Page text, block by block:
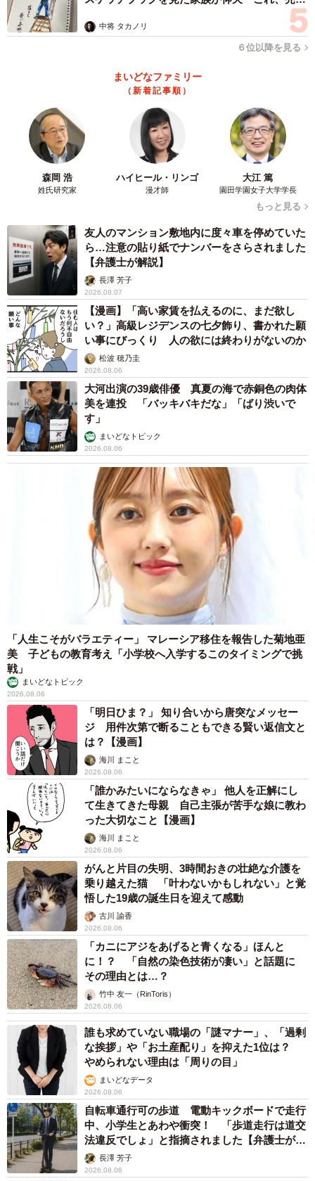
信が大変なので説明がある時もあれば、とくに言葉も添え
てないこともあります。あのまるまった猫の写真もその日
届いた数十枚の猫写真のうちの1枚だったと記憶していま
──なるほど。たくさんの猫ちゃんの写真の中の1枚を投稿
したと。
「はい。投稿する時には、あの余白たっぷりの写真に説明
も何もつけたしたくないと思ったのと、上司から猫写真が
たくさん届く様子のシュールさが少しでも伝わるように
『上司から無言で届きました』と短く伝えることにしまし
た」
リプライに掲載した1枚目の写真。上司の方の車に猫結界が張られる様子
（MKタクシーさん提供）
「MK＝猫」のイメージがついてきたのは…
──猫ちゃんはどうなった？
「お寺の方と地域の方に守られて伸び伸びと、お友だちの
皆さん（猫）と過ごされています。リプライにある1 ～3枚
目はまるまった猫と同じ場所で撮られているものです。4枚
目は別の場所で車両撮影中の私とドライバーの前に現れた
猫ですね。ちょっとでMKタクシー要素をいれたくて4枚目
を入れました。投稿していたその他の写真を見てもタクシ
ー要素が一切なかったので（笑）」
5/7
リプライに掲載した3枚目の写真。お賽銭を入れる上司の方。猫ちゃんが
見つめてますよ！（MKタクシーさん提供）
6/7
リプライに掲載した4枚目の写真。別の場所で車両撮影中のX担当者とド
ライバーの前に現れた猫ちゃん（MKタクシーさん提供）
中将 タカノリ
６位以降を見る
まいどなファミリー
（新着記事順）
森岡 浩
姓氏研究家
ハイヒール・リンゴ
漫才師
大江 篤
園田学園女子大学学長
もっと見る
友人のマンション敷地内に度々車を停めていた
ら…注意の貼り紙でナンバーをさらされました
【弁護士が解説】
長澤 芳子
2026.08.07
【漫画】「高い家賃を払えるのに、まだ欲し
い？」高級レジデンスの七夕飾り、書かれた願
い事にびっくり 人の欲には終わりがないのか
松波 穂乃圭
2026.08.06
大河出演の39歳俳優 真夏の海で赤銅色の肉体
美を連投 「バッキバキだな」「ばり渋いで
す」
まいどなトピック
2026.08.06
「人生こそがバラエティー」 マレーシア移住を報告した菊地亜
美 子どもの教育考え「小学校へ入学するこのタイミングで挑
戦」
まいどなトピック
2026.08.06
「明日ひま？」 知り合いから唐突なメッセー
ジ 用件次第で断ることもできる賢い返信文と
は？【漫画】
海川 まこと
2026.08.06
「誰かみたいにならなきゃ」 他人を正解にし
て生きてきた母親 自己主張が苦手な娘に教わ
った大切なこと【漫画】
海川 まこと
2026.08.06
がんと片目の失明、3時間おきの壮絶な介護を
乗り越えた猫 「叶わないかもしれない」と覚
悟した19歳の誕生日を迎えて感動
古川 諭香
2026.08.06
「カニにアジをあげると青くなる」ほんと
に！？ 「自然の染色技術が凄い」と話題に
その理由とは…？
竹中 友一（RinToris）
2026.08.06
誰も求めていない職場の「謎マナー」、「過剰
な挨拶」や「お土産配り」を抑えた1位は？
やめられない理由は「周りの目」
まいどなデータ
2026.08.06
自転車通行可の歩道 電動キックボードで走行
中、小学生とあわや衝突！ 「歩道走行は道交
法違反でしょ」と指摘されました【弁護士が解
説】長澤 芳子
2026.08.06